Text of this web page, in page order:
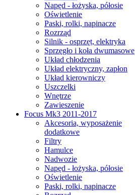
Napęd - łożyska, półosie
Oświetlenie
Paski, rolki, napinacze
Rozrząd
Silnik - osprzęt, elektryka
Sprzęgło i koła dwumasowe
Układ chłodzenia
Układ elektryczny, zapłon
Układ kierowniczy
Uszczelki
Wnętrze
Zawieszenie
Focus Mk3 2011-2017
Akcesoria, wyposażenie
dodatkowe
Filtry
Hamulce
Nadwozie
Napęd - łożyska, półosie
Oświetlenie
Paski, rolki, napinacze